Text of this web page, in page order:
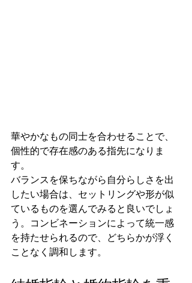
華やかなもの同士を合わせることで、
個性的で存在感のある指先になりま
す。
バランスを保ちながら自分らしさを出
したい場合は、セットリングや形が似
ているものを選んでみると良いでしょ
う。コンビネーションによって統一感
を持たせられるので、どちらかが浮く
ことなく調和します。